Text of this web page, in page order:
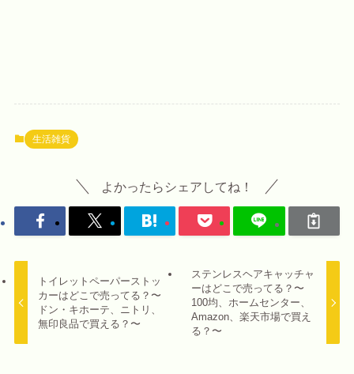
生活雑貨
よかったらシェアしてね！
トイレットペーパーストッ
カーはどこで売ってる？〜
ドン・キホーテ、ニトリ、
無印良品で買える？〜
ステンレスヘアキャッチャ
ーはどこで売ってる？〜
100均、ホームセンター、
Amazon、楽天市場で買え
る？〜